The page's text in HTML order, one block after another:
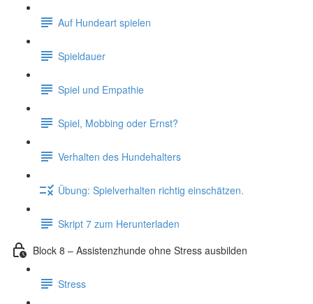
Auf Hundeart spielen
Spieldauer
Spiel und Empathie
Spiel, Mobbing oder Ernst?
Verhalten des Hundehalters
Übung: Spielverhalten richtig einschätzen.
Skript 7 zum Herunterladen
Block 8 – Assistenzhunde ohne Stress ausbilden
Stress